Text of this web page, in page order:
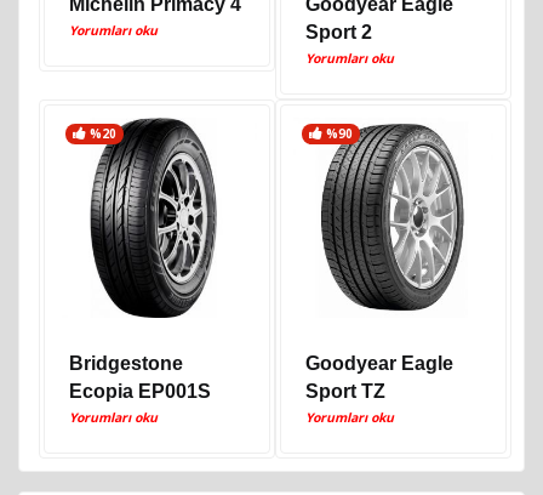
Michelin Primacy 4
Yorumları oku
Goodyear Eagle
Sport 2
Yorumları oku
%20
Bridgestone
Ecopia EP001S
Yorumları oku
%90
Goodyear Eagle
Sport TZ
Yorumları oku